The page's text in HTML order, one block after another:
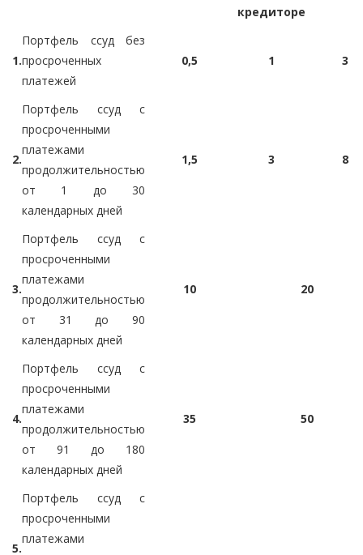
кредиторе
1.
Портфель ссуд без
просроченных
платежей
0,5 1 3
2.
Портфель ссуд с
просроченными
платежами
продолжительностью
от 1 до 30
календарных дней
1,5 3 8
3.
Портфель ссуд с
просроченными
платежами
продолжительностью
от 31 до 90
календарных дней
10 20
4.
Портфель ссуд с
просроченными
платежами
продолжительностью
от 91 до 180
календарных дней
35 50
5.
Портфель ссуд с
просроченными
платежами